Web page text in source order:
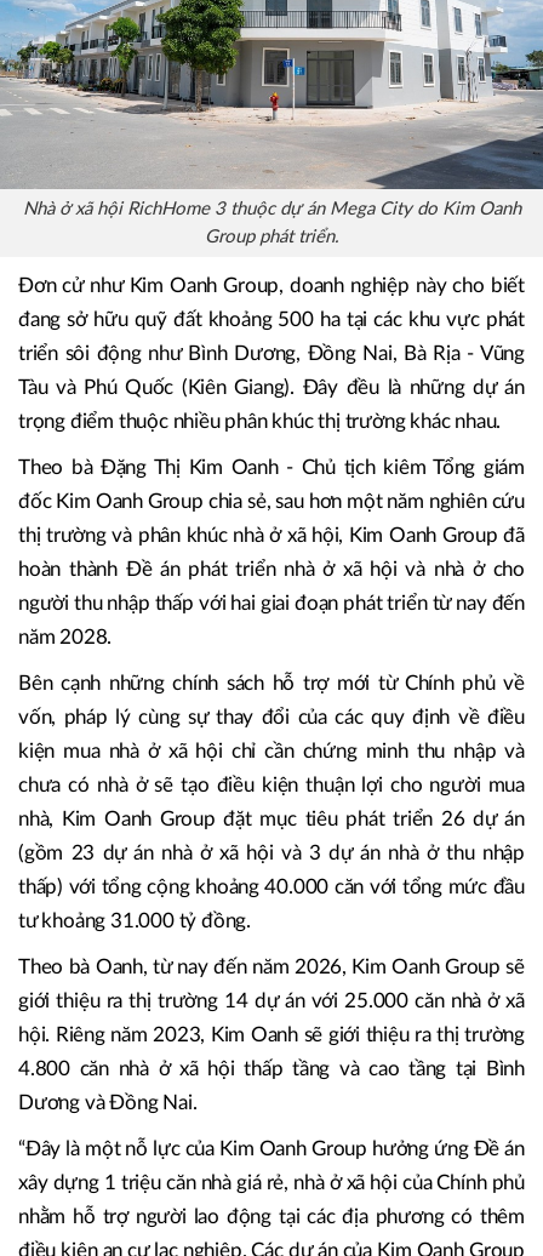
Nhà ở xã hội RichHome 3 thuộc dự án Mega City do Kim Oanh
Group phát triển.
Đơn cử như Kim Oanh Group, doanh nghiệp này cho biết
đang sở hữu quỹ đất khoảng 500 ha tại các khu vực phát
triển sôi động như Bình Dương, Đồng Nai, Bà Rịa - Vũng
Tàu và Phú Quốc (Kiên Giang). Đây đều là những dự án
trọng điểm thuộc nhiều phân khúc thị trường khác nhau.
Theo bà Đặng Thị Kim Oanh - Chủ tịch kiêm Tổng giám
đốc Kim Oanh Group chia sẻ, sau hơn một năm nghiên cứu
thị trường và phân khúc nhà ở xã hội, Kim Oanh Group đã
hoàn thành Đề án phát triển nhà ở xã hội và nhà ở cho
người thu nhập thấp với hai giai đoạn phát triển từ nay đến
năm 2028.
Bên cạnh những chính sách hỗ trợ mới từ Chính phủ về
vốn, pháp lý cùng sự thay đổi của các quy định về điều
kiện mua nhà ở xã hội chỉ cần chứng minh thu nhập và
chưa có nhà ở sẽ tạo điều kiện thuận lợi cho người mua
nhà, Kim Oanh Group đặt mục tiêu phát triển 26 dự án
(gồm 23 dự án nhà ở xã hội và 3 dự án nhà ở thu nhập
thấp) với tổng cộng khoảng 40.000 căn với tổng mức đầu
tư khoảng 31.000 tỷ đồng.
Theo bà Oanh, từ nay đến năm 2026, Kim Oanh Group sẽ
giới thiệu ra thị trường 14 dự án với 25.000 căn nhà ở xã
hội. Riêng năm 2023, Kim Oanh sẽ giới thiệu ra thị trường
4.800 căn nhà ở xã hội thấp tầng và cao tầng tại Bình
Dương và Đồng Nai.
“Đây là một nỗ lực của Kim Oanh Group hưởng ứng Đề án
xây dựng 1 triệu căn nhà giá rẻ, nhà ở xã hội của Chính phủ
nhằm hỗ trợ người lao động tại các địa phương có thêm
điều kiện an cư lạc nghiệp. Các dự án của Kim Oanh Group